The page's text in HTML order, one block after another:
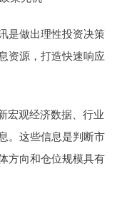
是做出理性投资决策
资源，打造快速响应
宏观经济数据、行业
。这些信息是判断市
方向和仓位规模具有